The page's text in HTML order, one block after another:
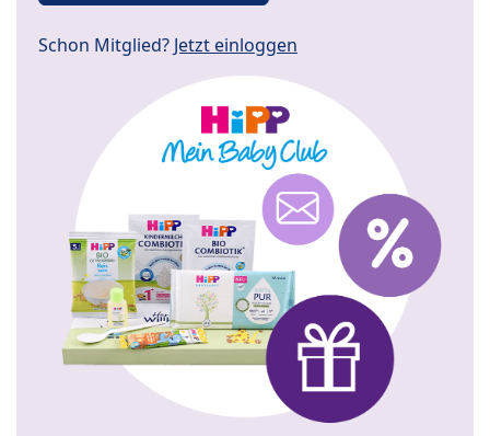
Schon Mitglied? Jetzt einloggen